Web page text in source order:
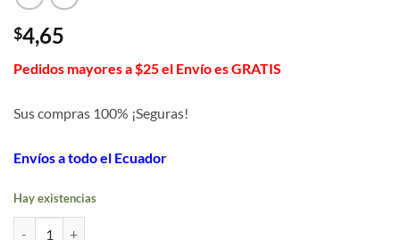
$4,65
Pedidos mayores a $25 el Envío es GRATIS
Sus compras 100% ¡Seguras!
Envíos a todo el Ecuador
Hay existencias